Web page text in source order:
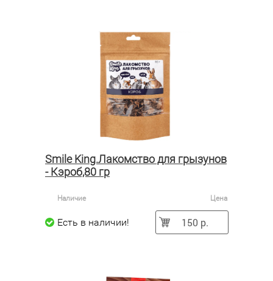
Smile King.Лакомство для грызунов
- Кэроб,80 гр
Наличие Цена
Есть в наличии! 150 р.